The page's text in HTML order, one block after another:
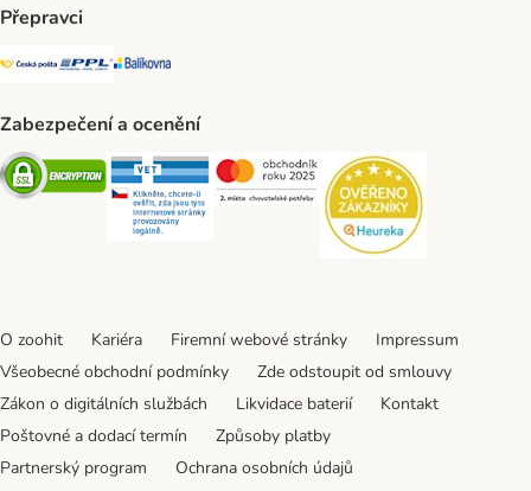
Přepravci
Česká pošta Shipping Method
PPL Shipping Method
Balíkovna Shipping Method
Zabezpečení a ocenění
Security Security Security
O zoohit Kariéra Firemní webové stránky
Impressum
Všeobecné obchodní podmínky
Zde odstoupit od smlouvy
Zákon o digitálních službách
Likvidace baterií
Kontakt
Poštovné a dodací termín
Způsoby platby
Partnerský program
Ochrana osobních údajů